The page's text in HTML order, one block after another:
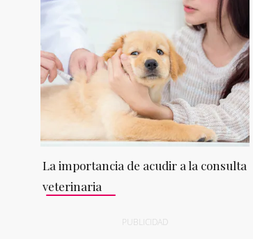
La importancia de acudir a la consulta
veterinaria
PUBLICIDAD